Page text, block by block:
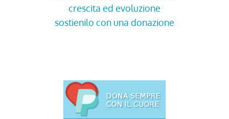
crescita ed evoluzione
sostienilo con una donazione